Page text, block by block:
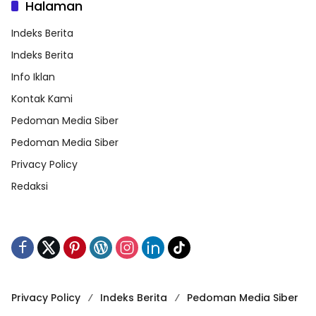
Halaman
Indeks Berita
Indeks Berita
Info Iklan
Kontak Kami
Pedoman Media Siber
Pedoman Media Siber
Privacy Policy
Redaksi
Privacy Policy Indeks Berita
Pedoman Media Siber